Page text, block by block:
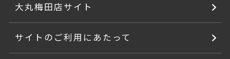
大丸梅田店サイト
サイトのご利用にあたって